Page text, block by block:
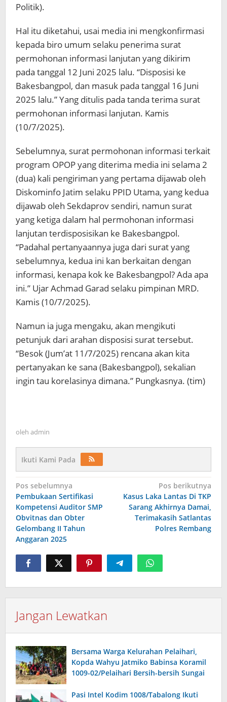
Politik).
Hal itu diketahui, usai media ini mengkonfirmasi
kepada biro umum selaku penerima surat
permohonan informasi lanjutan yang dikirim
pada tanggal 12 Juni 2025 lalu. “Disposisi ke
Bakesbangpol, dan masuk pada tanggal 16 Juni
2025 lalu.” Yang ditulis pada tanda terima surat
permohonan informasi lanjutan. Kamis
(10/7/2025).
Sebelumnya, surat permohonan informasi terkait
program OPOP yang diterima media ini selama 2
(dua) kali pengiriman yang pertama dijawab oleh
Diskominfo Jatim selaku PPID Utama, yang kedua
dijawab oleh Sekdaprov sendiri, namun surat
yang ketiga dalam hal permohonan informasi
lanjutan terdisposisikan ke Bakesbangpol.
“Padahal pertanyaannya juga dari surat yang
sebelumnya, kedua ini kan berkaitan dengan
informasi, kenapa kok ke Bakesbangpol? Ada apa
ini.” Ujar Achmad Garad selaku pimpinan MRD.
Kamis (10/7/2025).
Namun ia juga mengaku, akan mengikuti
petunjuk dari arahan disposisi surat tersebut.
“Besok (Jum’at 11/7/2025) rencana akan kita
pertanyakan ke sana (Bakesbangpol), sekalian
ingin tau korelasinya dimana.” Pungkasnya. (tim)
oleh admin
Ikuti Kami Pada
Navigasi
pos
Pos sebelumnya
Pembukaan Sertifikasi
Kompetensi Auditor SMP
Obvitnas dan Obter
Gelombang II Tahun
Anggaran 2025
Pos berikutnya
Kasus Laka Lantas Di TKP
Sarang Akhirnya Damai,
Terimakasih Satlantas
Polres Rembang
Jangan Lewatkan
Bersama Warga Kelurahan Pelaihari,
Kopda Wahyu Jatmiko Babinsa Koramil
1009-02/Pelaihari Bersih-bersih Sungai
Pasi Intel Kodim 1008/Tabalong Ikuti